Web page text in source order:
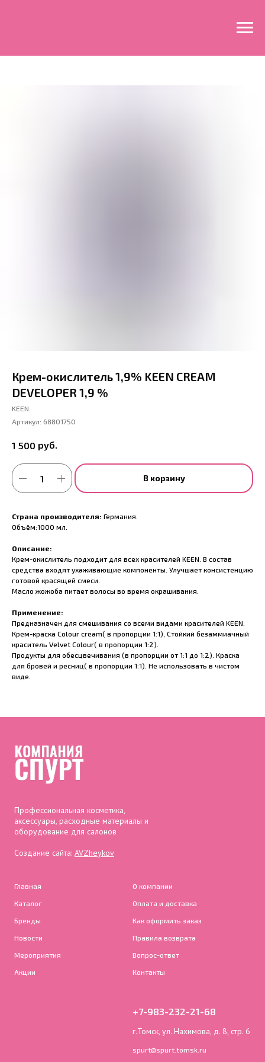
Крем-окислитель 1,9% KEEN CREAM
DEVELOPER 1,9 %
KEEN
Артикул: 68801750
1 500 руб.
В корзину
Страна производителя: Германия.
Объём:1000 мл.
Описание:
Крем-окислитель подходит для всех красителей KEEN. В состав
средства входят ухаживающие компоненты. Улучшает консистенцию
готовой красящей смеси.
Масло жожоба питает волосы во время окрашивания.
Применение:
Предназначен для смешивания со всеми видами красителей KEEN.
Крем-краска Colour cream( в пропорции 1:1), Стойкий безаммиачный
краситель Velvet Colour( в пропорции 1:2).
Продукты для обесцвечивания (в пропорции от 1:1 до 1:2). Краска
для бровей и ресниц( в пропорции 1:1). Не использовать в чистом
виде.
Профессиональная косметика,
аксессуары, расходные материалы и
оборудование для салонов
Создание сайта: AVZheykov
Главная
Каталог
Бренды
Новости
Мероприятия
Акции
О компании
Оплата и доставка
Как оформить заказ
Правила возврата
Вопрос-ответ
Контакты
+7-983-232-21-68
г.Томск, ул. Нахимова, д. 8, стр. 6
spurt@spurt.tomsk.ru